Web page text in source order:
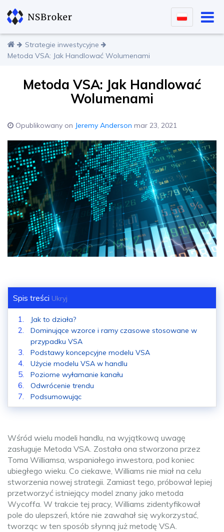
Strategie inwestycyjne
Metoda VSA: Jak Handlować Wolumenami
Metoda VSA: Jak Handlować
Wolumenami
Opublikowany on Jeremy Anderson mar 23, 2021
Spis treści Ukryj
Jak to działa?
Dominujące wzorce i ramy czasowe stosowane w
przypadku VSA
Podstawy koncepcyjne modelu VSA
Użycie modelu VSA w handlu
Poziome wyłamanie kanału
Odwrócenie trendu
Podsumowując
Wśród wielu modeli handlu, na wyjątkową uwagę
zasługuje Metoda VSA. Została ona stworzona przez
Toma Williamsa, wspaniałego inwestora, pod koniec
ubiegłego wieku. Co ciekawe, Williams nie miał na celu
stworzenia nowej strategii. Zamiast tego, próbował lepiej
przetworzyć istniejący model znany jako metoda
Wycoffa. W trakcie tej pracy, Williams zidentyfikował
pole do ulepszeń, które nie zawahał się wykorzystać,
tworząc w ten sposób słynną już metodę VSA.